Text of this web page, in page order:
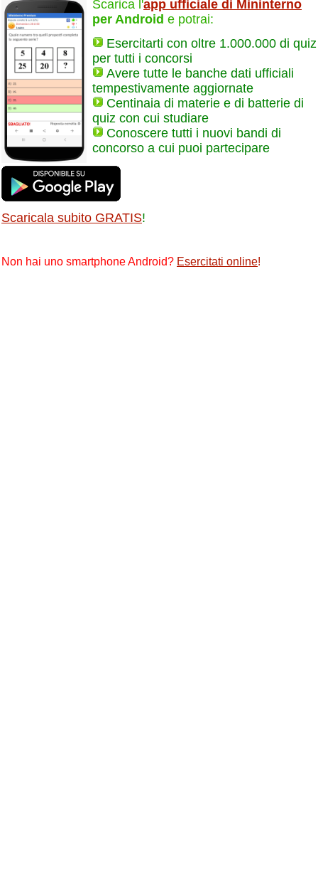
Scarica l'app ufficiale di Mininterno
per Android e potrai:
Esercitarti con oltre 1.000.000 di quiz
per tutti i concorsi
Avere tutte le banche dati ufficiali
tempestivamente aggiornate
Centinaia di materie e di batterie di
quiz con cui studiare
Conoscere tutti i nuovi bandi di
concorso a cui puoi partecipare
Scaricala subito GRATIS!
Non hai uno smartphone Android? Esercitati online!